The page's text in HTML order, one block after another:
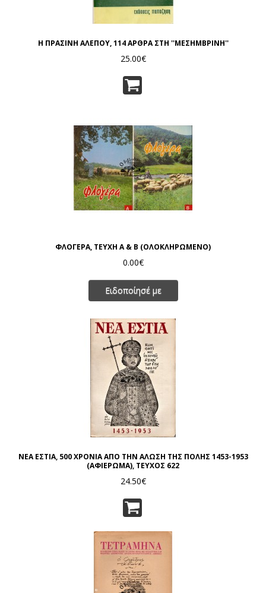
Η ΠΡΑΣΙΝΗ ΑΛΕΠΟΥ, 114 ΑΡΘΡΑ ΣΤΗ ''ΜΕΣΗΜΒΡΙΝΗ''
25.00€
ΦΛΟΓΕΡΑ, ΤΕΥΧΗ Α & Β (ΟΛΟΚΛΗΡΩΜΕΝΟ)
0.00€
Ειδοποίησέ με
ΝΕΑ ΕΣΤΙΑ, 500 ΧΡΟΝΙΑ ΑΠΟ ΤΗΝ ΑΛΩΣΗ ΤΗΣ ΠΟΛΗΣ 1453-1953
(ΑΦΙΕΡΩΜΑ), ΤΕΥΧΟΣ 622
24.50€